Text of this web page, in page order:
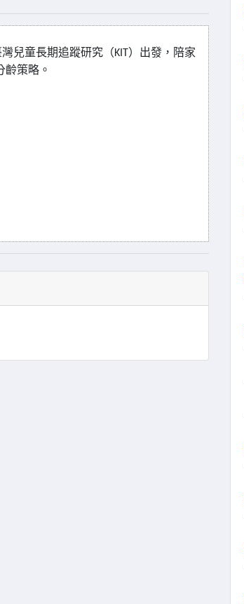
兒童長期追蹤研究（ KIT）出發，陪家
策略。